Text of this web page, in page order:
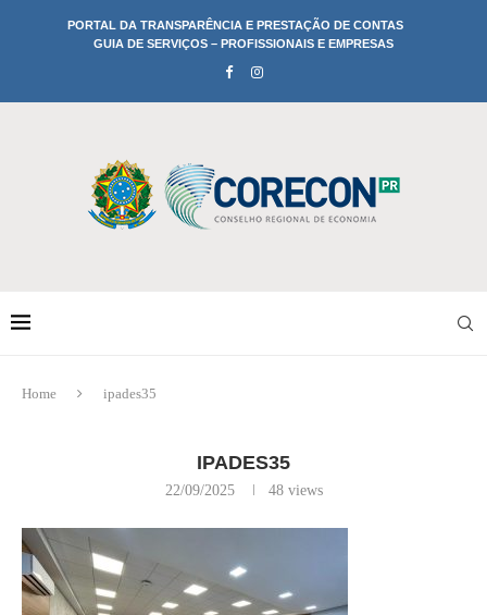
PORTAL DA TRANSPARÊNCIA E PRESTAÇÃO DE CONTAS
GUIA DE SERVIÇOS – PROFISSIONAIS E EMPRESAS
Home ipades35
IPADES35
22/09/2025 48views